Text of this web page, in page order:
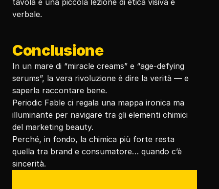
tavola è una piccola lezione di etica visiva e
verbale.
Conclusione
In un mare di “miracle creams” e “age-defying
serums”, la vera rivoluzione è dire la verità — e
saperla raccontare bene.
Periodic Fable ci regala una mappa ironica ma
illuminante per navigare tra gli elementi chimici
del marketing beauty.
Perché, in fondo, la chimica più forte resta
quella tra brand e consumatore… quando c’è
sincerità.